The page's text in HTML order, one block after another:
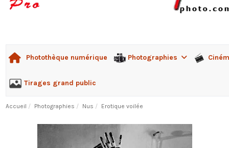
Photothèque numérique Photographies
Tirages grand public
Accueil Photographies Nus Erotique voilée